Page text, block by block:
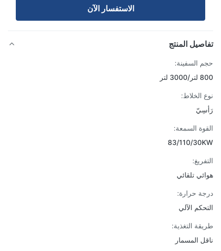
الاستفسار الآن
المنتج
السفينة:
الخلاط:
السمعة:
83/110/
تلقائي
حرارة:
الآلي
التغذية:
المسمار